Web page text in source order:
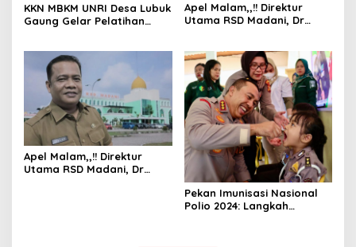
KKN MBKM UNRI Desa Lubuk
Gaung Gelar Pelatihan
Bunga Telang
Apel Malam,,!! Direktur
Utama RSD Madani, Dr
Kepada Seluruh
Pegawainya.
Apel Malam,,!! Direktur
Utama RSD Madani, Dr
Pekan Imunisasi Nasional
Polio 2024: Langkah